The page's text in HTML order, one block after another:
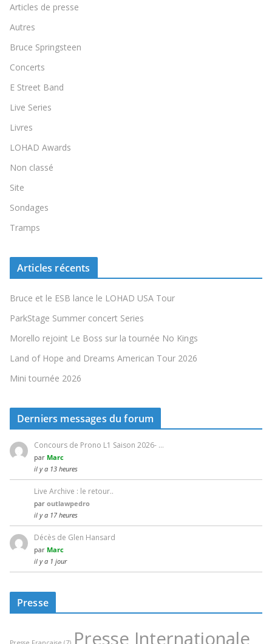
Articles de presse
Autres
Bruce Springsteen
Concerts
E Street Band
Live Series
Livres
LOHAD Awards
Non classé
Site
Sondages
Tramps
Articles récents
Bruce et le ESB lance le LOHAD USA Tour
ParkStage Summer concert Series
Morello rejoint Le Boss sur la tournée No Kings
Land of Hope and Dreams American Tour 2026
Mini tournée 2026
Derniers messages du forum
Concours de Prono L1 Saison 2026- …
par Marc
il y a 13 heures
Live Archive : le retour..
par outlawpedro
il y a 17 heures
Décès de Glen Hansard
par Marc
il y a 1 jour
Presse
Presse Internationale